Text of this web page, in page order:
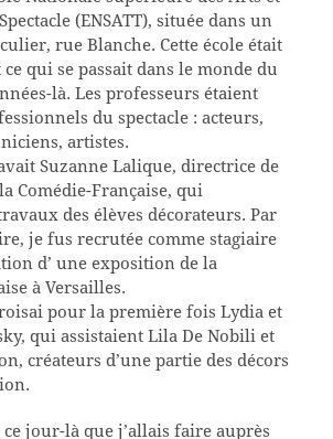
(ENSATT), située dans un
rue Blanche. Cette école était
qui se passait dans le monde du
là. Les professeurs étaient
du spectacle : acteurs,
artistes.
Suzanne Lalique, directrice de
Comédie-Française, qui
des élèves décorateurs. Par
je fus recrutée comme stagiaire
d’ une exposition de la
à Versailles.
pour la première fois Lydia et
qui assistaient Lila De Nobili et
créateurs d’une partie des décors
ce jour-là que j’allais faire auprès